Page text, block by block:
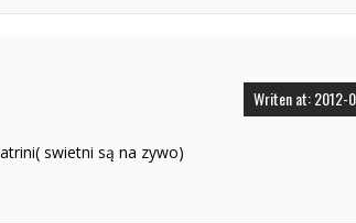
Writen at: 2012-
swietni są na zywo)